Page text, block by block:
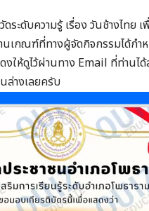
ะดับความรู้ เรื่อง วันช้างไทย
กณฑ์ที่ทางผู้จัดกิจกรรมได้กำห
งให้ดูไว้ผ่านทาง Email ที่ท่าน
ล่างเลยครับ